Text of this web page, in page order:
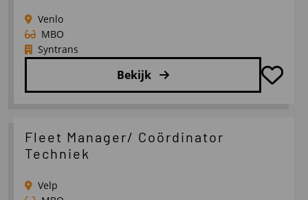
Venlo
MBO
Syntrans
Bekijk
over
Senior
Fleet Manager/ Coördinator
Techniek
Velp